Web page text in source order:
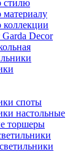
стилю
Decor
споты
настольные
торшеры